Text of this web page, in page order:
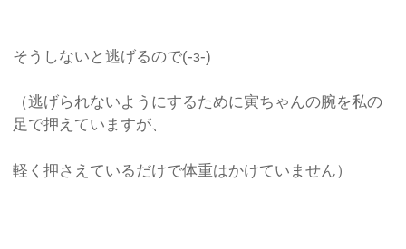
そうしないと逃げるので(-з-)
（逃げられないようにするために寅ちゃんの腕を私の
足で押えていますが、
軽く押さえているだけで体重はかけていません）